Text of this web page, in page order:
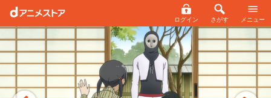
ログイン さがす メニュー